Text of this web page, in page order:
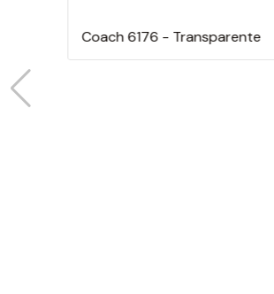
Coach 6176 - Transparente